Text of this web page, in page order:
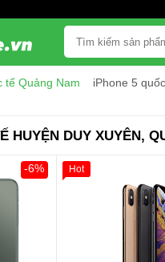
3 tháng 2, Phường 7, Quận
tế Quảng Nam iPhone 5
HUYỆN DUY XUYÊN,
Hàng
-6%
Giảm 100.000đ
Hot